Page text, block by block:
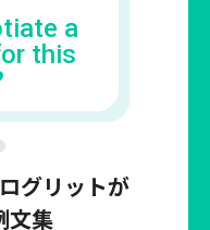
a
グリットが
文集